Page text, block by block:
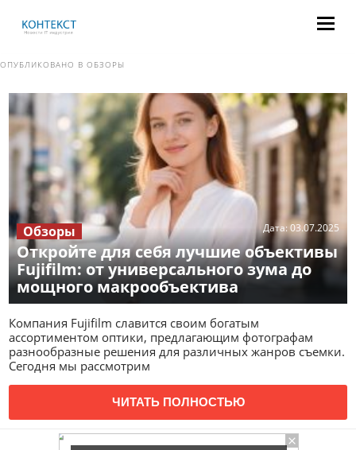
ОПУБЛИКОВАНО В ОБЗОРЫ
Откройте для себя лучшие объективы
Fujifilm: от универсального зума до
мощного макрообъектива
Дата:03.07.2025
Обзоры
Компания Fujifilm славится своим богатым
ассортиментом оптики, предлагающим фотографам
разнообразные решения для различных жанров съемки.
Сегодня мы рассмотрим
ЧИТАТЬ ПОЛНОСТЬЮ